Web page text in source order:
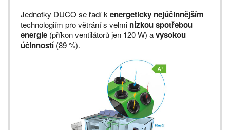
Jednotky DUCO se řadí kenergeticky nejúčinnějším
technologiím pro větrání s velmi nízkou spotřebou
energie (příkon ventilátorů jen 120 W) avysokou
účinností (89 %).